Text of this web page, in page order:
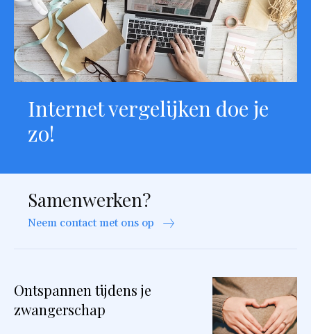
Internet vergelijken doe je
zo!
Samenwerken?
Neem contact met ons op
Ontspannen tijdens je
zwangerschap